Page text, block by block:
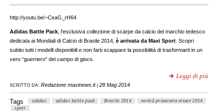
http://youtu.be/–CeaG_rH64
Adidas Battle Pack , l’esclusiva collezione di scarpe da calcio del marchio tedesco
dedicata ai Mondiali di Calcio di Brasile 2014,è arrivata da Maxi Sport . Scopri
subito tutti i modelli disponibili e non farti scappare la possibilità di trasformarti in un
vero “guerriero” del campo di gioco.
Leggi di più
SCRITTO DA: Redazione maxinews.it 28 Mag 2014
Tags adidas adidas battle pack Brasile 2014
novità primavera estate 2014
sport